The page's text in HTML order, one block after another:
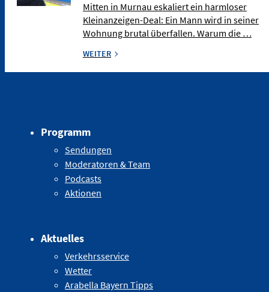
Mitten in Murnau eskaliert ein harmloser
Kleinanzeigen-Deal: Ein Mann wird in seiner
Wohnung brutal überfallen. Warum die …
WEITER
Programm
Sendungen
Moderatoren & Team
Podcasts
Aktionen
Aktuelles
Verkehrsservice
Wetter
Arabella Bayern Tipps